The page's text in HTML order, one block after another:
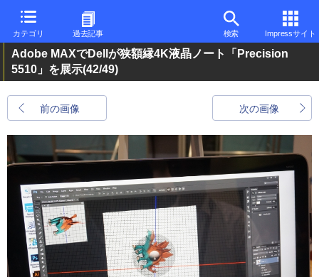
カテゴリ 過去記事 検索 Impressサイト
Adobe MAXでDellが狭額縁4K液晶ノート「Precision
5510」を展示(42/49)
前の画像 次の画像